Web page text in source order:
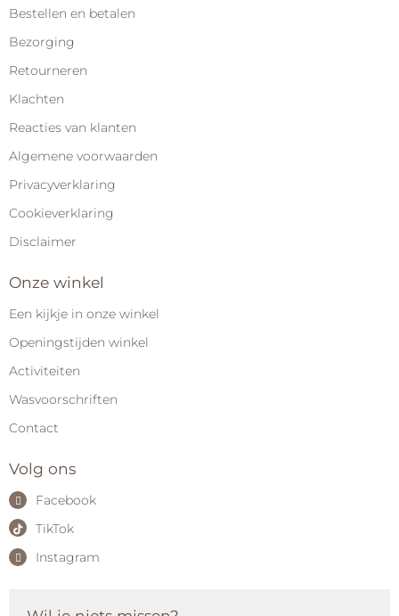
Bestellen en betalen
Bezorging
Retourneren
Klachten
Reacties van klanten
Algemene voorwaarden
Privacyverklaring
Cookieverklaring
Disclaimer
Onze winkel
Een kijkje in onze winkel
Openingstijden winkel
Activiteiten
Wasvoorschriften
Contact
Volg ons
Facebook
TikTok
Instagram